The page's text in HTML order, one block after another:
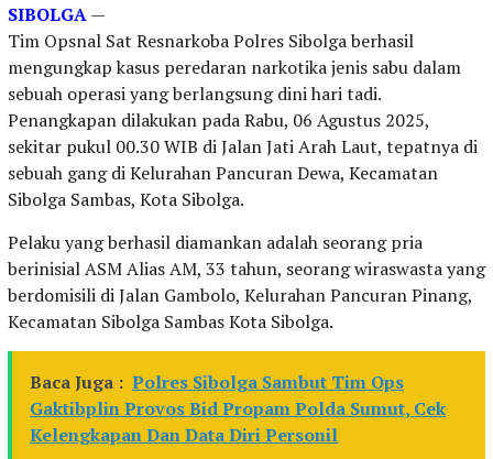
SIBOLGA—
Tim Opsnal Sat Resnarkoba Polres Sibolga berhasil
mengungkap kasus peredaran narkotika jenis sabu dalam
sebuah operasi yang berlangsung dini hari tadi.
Penangkapan dilakukan pada Rabu, 06 Agustus 2025,
sekitar pukul 00.30 WIB di Jalan Jati Arah Laut, tepatnya di
sebuah gang di Kelurahan Pancuran Dewa, Kecamatan
Sibolga Sambas, Kota Sibolga.
Pelaku yang berhasil diamankan adalah seorang pria
berinisial ASM Alias AM, 33 tahun, seorang wiraswasta yang
berdomisili di Jalan Gambolo, Kelurahan Pancuran Pinang,
Kecamatan Sibolga Sambas Kota Sibolga.
Baca Juga : Polres Sibolga Sambut Tim Ops
Gaktibplin Provos Bid Propam Polda Sumut, Cek
Kelengkapan Dan Data Diri Personil